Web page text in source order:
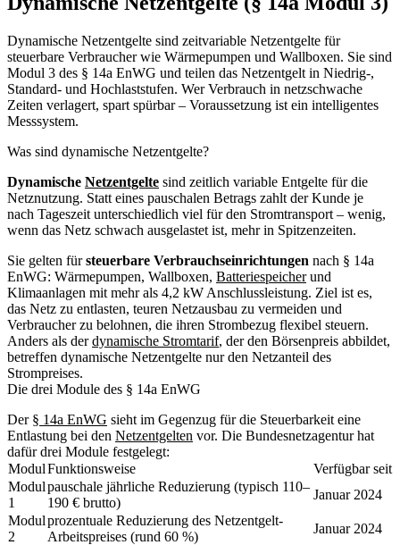
Dynamische Netzentgelte sind zeitvariable Netzentgelte für
steuerbare Verbraucher wie Wärmepumpen und Wallboxen. Sie sind
Modul 3 des § 14a EnWG und teilen das Netzentgelt in Niedrig-,
Standard- und Hochlaststufen. Wer Verbrauch in netzschwache
Zeiten verlagert, spart spürbar – Voraussetzung ist ein intelligentes
Messsystem.
Was sind dynamische Netzentgelte?
Dynamische Netzentgelte sind zeitlich variable Entgelte für die
Netznutzung. Statt eines pauschalen Betrags zahlt der Kunde je
nach Tageszeit unterschiedlich viel für den Stromtransport – wenig,
wenn das Netz schwach ausgelastet ist, mehr in Spitzenzeiten.
Sie gelten fürsteuerbare Verbrauchseinrichtungen nach § 14a
EnWG: Wärmepumpen, Wallboxen, Batteriespeicherund
Klimaanlagen mit mehr als 4,2 kW Anschlussleistung. Ziel ist es,
das Netz zu entlasten, teuren Netzausbau zu vermeiden und
Verbraucher zu belohnen, die ihren Strombezug flexibel steuern.
Anders als derdynamische Stromtarif, der den Börsenpreis abbildet,
betreffen dynamische Netzentgelte nur den Netzanteil des
Strompreises.
Die drei Module des § 14a EnWG
Der § 14a EnWG sieht im Gegenzug für die Steuerbarkeit eine
Entlastung bei den Netzentgelten vor. Die Bundesnetzagentur hat
dafür drei Module festgelegt:
ModulFunktionsweise
Verfügbar seit
Modul
1
pauschale jährliche Reduzierung (typisch 110–
190 € brutto)
Januar 2024
Modul
2
prozentuale Reduzierung des Netzentgelt-
Arbeitspreises (rund 60 %)
Januar 2024